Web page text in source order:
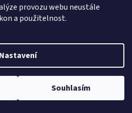
provozu webu neustále
a použitelnost.
Nastavení
Souhlasím